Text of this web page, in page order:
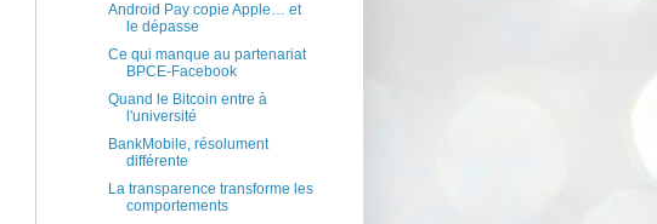
Android Pay copie Apple… et
le dépasse
Ce qui manque au partenariat
BPCE-Facebook
Quand le Bitcoin entre à
l'université
BankMobile, résolument
différente
La transparence transforme les
comportements